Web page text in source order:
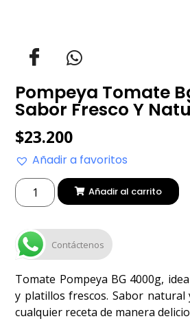
Pompeya Tomate
Sabor Fresco Y
$23.200
Añadir a favoritos
Añadir al carrito
Contáctenos
Tomate Pompeya BG 4000g,
y platillos frescos. Sabor natural
cualquier receta de manera